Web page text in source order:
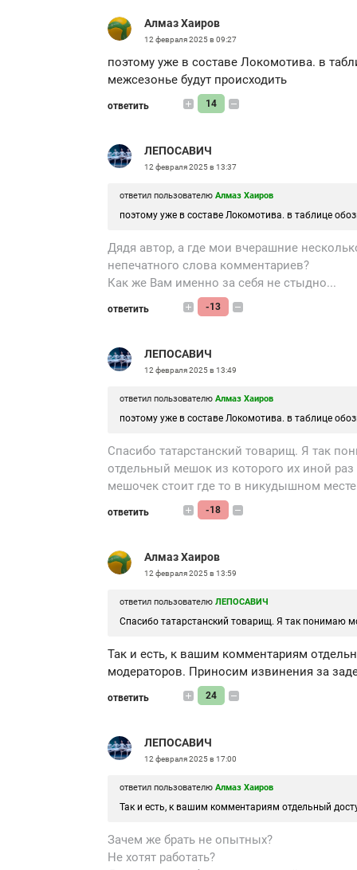
Алмаз Хаиров
12 февраля 2025 в 09:27
поэтому уже в составе Локомотива. в
межсезонье будут происходить
ответить 14
ЛЕПОСАВИЧ
12 февраля 2025 в 13:37
ответил пользователю Алмаз Хаиров
поэтому уже в составе Локомотива. в таблице
Дядя автор, а где мои вчерашние
непечатного слова комментариев?
Как же Вам именно за себя не стыдно...
ответить -13
ЛЕПОСАВИЧ
12 февраля 2025 в 13:49
ответил пользователю Алмаз Хаиров
поэтому уже в составе Локомотива. в таблице
Спасибо татарстанский товарищ. Я так
отдельный мешок из которого их иной
мешочек стоит где то в никудышном
ответить -18
Алмаз Хаиров
12 февраля 2025 в 13:59
ответил пользователю ЛЕПОСАВИЧ
Спасибо татарстанский товарищ. Я так понимаю
Так и есть, к вашим комментариям
модераторов. Приносим извинения за
ответить 24
ЛЕПОСАВИЧ
12 февраля 2025 в 17:00
ответил пользователю Алмаз Хаиров
Так и есть, к вашим комментариям отдельный
Зачем же брать не опытных?
Не хотят работать?